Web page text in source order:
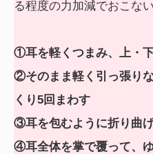
る程度の力加減でおこな
①耳を軽くつまみ、上・
②そのまま軽く引っ張り
くり5回まわす
③耳を包むように折り曲
④耳全体を掌で覆って、